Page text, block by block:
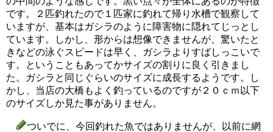
です。２匹釣れたので１匹家に釣れて帰り水槽で観察して
いますが、基本はガシラのように障害物に隠れてじっとし
ています。しかし、形からは想像できませんが、驚いたと
きなどの泳ぐスピードは早く、ガシラよりすばしっこいで
す。ということもあってかサイズの割りに良く引きまし
た。ガシラと同じぐらいのサイズに成長するようです。し
かし、当店の大橋もよく釣っているのですが２０ｃｍ以下
のサイズしか見た事がありません。
ついでに、今回釣れた魚ではありませんが、以前に網